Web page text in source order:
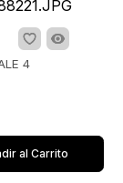
4
al Carrito